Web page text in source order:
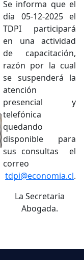
Se informa que el
día 05-12-2025 el
TDPI participará
en una actividad
de capacitación,
razón por la cual
se suspenderá la
atención
presencial y
telefónica
quedando
disponible para
sus consultas el
correo
tdpi@economia.cl.
La Secretaria
Abogada.